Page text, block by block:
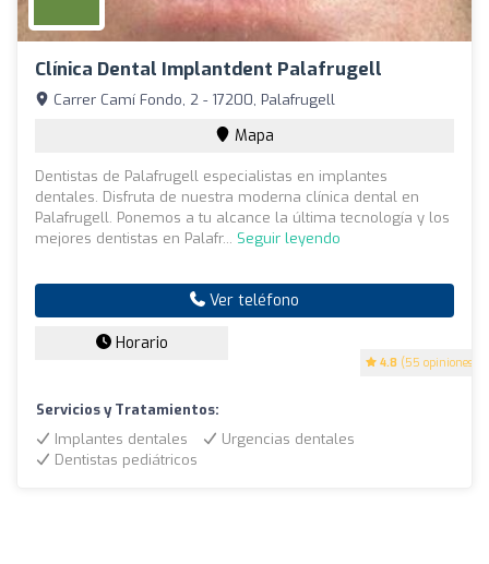
Clínica Dental Implantdent Palafrugell
4.8 (55 opiniones)
Carrer Camí Fondo, 2 - 17200, Palafrugell
Mapa
Dentistas de Palafrugell especialistas en implantes
dentales. Disfruta de nuestra moderna clínica dental en
Palafrugell. Ponemos a tu alcance la última tecnología y los
mejores dentistas en Palafr... Seguir leyendo
Ver teléfono
Horario
Servicios y Tratamientos:
Implantes dentales
Urgencias dentales
Dentistas pediátricos